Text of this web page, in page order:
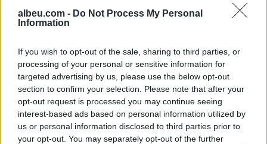
albeu.com - Do Not Process My Personal
Information
If you wish to opt-out of the sale, sharing to third parties, or
processing of your personal or sensitive information for
targeted advertising by us, please use the below opt-out
section to confirm your selection. Please note that after your
opt-out request is processed you may continue seeing
interest-based ads based on personal information utilized by
us or personal information disclosed to third parties prior to
your opt-out. You may separately opt-out of the further
zbulon vorbullat që ndikojnë
në motin hapësinor dhe Tokë